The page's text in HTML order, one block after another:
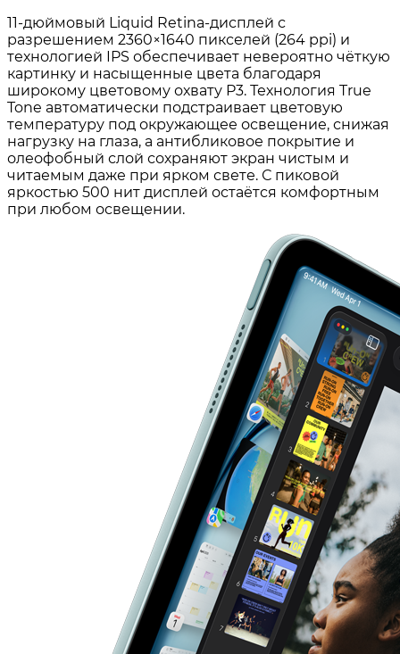
11‑дюймовый Liquid Retina‑дисплей с
разрешением 2360×1640 пикселей (264 ppi) и
технологией IPS обеспечивает невероятно чёткую
картинку и насыщенные цвета благодаря
широкому цветовому охвату P3. Технология True
Tone автоматически подстраивает цветовую
температуру под окружающее освещение, снижая
нагрузку на глаза, а антибликовое покрытие и
олеофобный слой сохраняют экран чистым и
читаемым даже при ярком свете. С пиковой
яркостью 500 нит дисплей остаётся комфортным
при любом освещении.